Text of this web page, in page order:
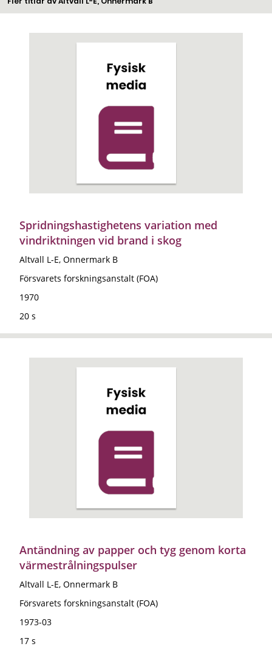
Spridningshastighetens variation med
vindriktningen vid brand i skog
Altvall L-E, Onnermark B
Försvarets forskningsanstalt (FOA)
1970
20 s
Antändning av papper och tyg genom korta
värmestrålningspulser
Altvall L-E, Onnermark B
Försvarets forskningsanstalt (FOA)
1973-03
17 s